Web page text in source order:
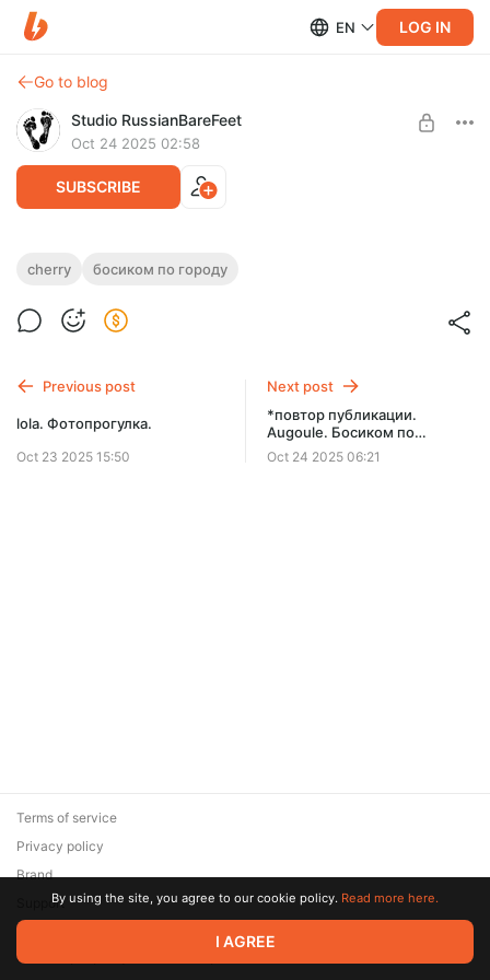
EN LOG IN
Go to blog
Studio RussianBareFeet
Oct 24 2025 02:58
SUBSCRIBE
Cherry. Прогулка с ветерком. Часть 4.
Продолжение прогулки модели - и в конце серии вы
узнаете, отчего она "с ветерком"!
cherry босиком по городу
Previous post
lola. Фотопрогулка.
Oct 23 2025 15:50
Next post
*повтор публикации.
Augoule. Босиком по
холодным листьям. Часть 2.
Oct 24 2025 06:21
© 2026 Zaya Solutions Limited. All rights reserved. All trademarks
are the property of their respective owners.
Terms of service
Privacy policy
Brand
SupportBy using the site, you agree to our cookie policy. Read more here.
I AGREE